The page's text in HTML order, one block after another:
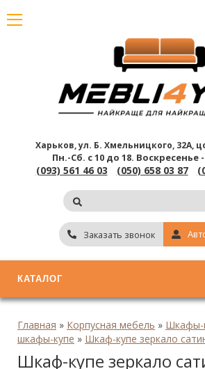
Харьков, ул. Б. Хмельницкого, 32А,
Пн.-Сб. с 10 до 18. Воскресенье
(093) 561 46 03 (050) 658 03 87
Заказать звонок
КАТАЛОГ
Главная » Корпусная мебель » Шкафы-
шкафы-купе » Шкаф-купе зеркало
Шкаф-купе зеркало
В корзине пусто